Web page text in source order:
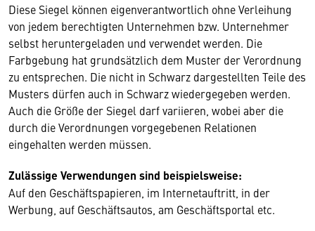
Diese Siegel können eigenverantwortlich ohne Verleihung
von jedem berechtigten Unternehmen bzw. Unternehmer
selbst heruntergeladen und verwendet werden. Die
Farbgebung hat grundsätzlich dem Muster der Verordnung
zu entsprechen. Die nicht in Schwarz dargestellten Teile des
Musters dürfen auch in Schwarz wiedergegeben werden.
Auch die Größe der Siegel darf variieren, wobei aber die
durch die Verordnungen vorgegebenen Relationen
eingehalten werden müssen.
Zulässige Verwendungen sind beispielsweise:
Auf den Geschäftspapieren, im Internetauftritt, in der
Werbung, auf Geschäftsautos, am Geschäftsportal etc.